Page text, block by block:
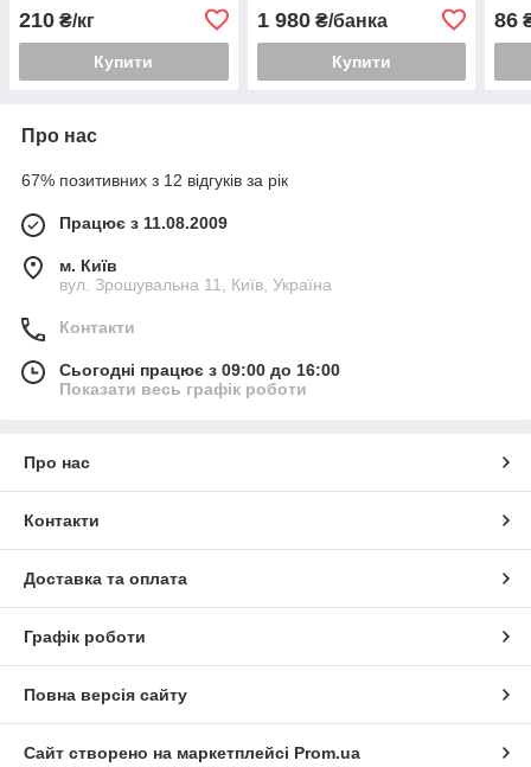
210 ₴/кг
Купити
даху.2 л.
1 980₴/банка
Купити
86
Про нас
67% позитивних з 12 відгуків за рік
Працює з 11.08.2009
м. Київ
вул. Зрошувальна 11, Київ, Україна
Контакти
Сьогодні працює з 09:00 до 16:00
Показати весь графік роботи
Про нас
Контакти
Доставка та оплата
Графік роботи
Повна версія сайту
Сайт створено на маркетплейсі Prom.ua